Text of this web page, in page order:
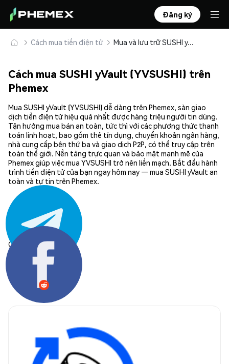
Đăng ký
Cách mua tiền điện tử Mua và lưu trữ SUSHI yVault (YVSUSHI) an toàn
Cách mua SUSHI yVault (YVSUSHI) trên
Phemex
Mua SUSHI yVault (YVSUSHI) dễ dàng trên Phemex, sàn giao
dịch tiền điện tử hiệu quả nhất được hàng triệu người tin dùng.
Tận hưởng mua bán an toàn, tức thì với các phương thức thanh
toán linh hoạt, bao gồm thẻ tín dụng, chuyển khoản ngân hàng,
nhà cung cấp bên thứ ba và giao dịch P2P, có thể truy cập trên
toàn thế giới. Nền tảng trực quan và bảo mật mạnh mẽ của
Phemex giúp việc mua YVSUSHI trở nên liền mạch. Bắt đầu hành
trình tiền điện tử của bạn ngay hôm nay — mua SUSHI yVault an
toàn và tự tin trên Phemex.
Chia sẻ: